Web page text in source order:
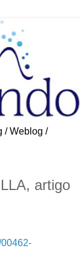
/ Weblog /
artigo